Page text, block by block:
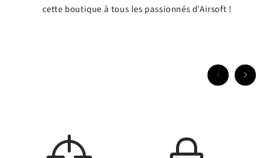
cette boutique à tous les passionnés d'Airsoft !